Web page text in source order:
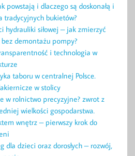
powstają i dlaczego są doskonałą i
tradycyjnych bukietów?
hydrauliki siłowej – jak zmierzyć
demontażu pompy?
i technologia w
taboru w centralnej Polsce.
w stolicy
w rolnictwo precyzyjne? zwrot z
wielkości gospodarstwa.
wnętrz – pierwszy krok do
dla dzieci oraz dorosłych – rozwój,